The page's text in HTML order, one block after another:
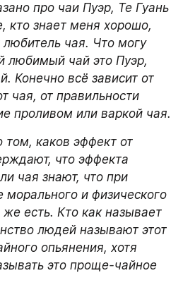
про чаи Пуэр, Те Гуань
кто знает меня хорошо,
чая. Что могу
любимый чай это Пуэр,
Конечно всё зависит от
чая, от правильности
проливом или варкой чая.
каков эффект от
что эффекта
чая знают, что при
и физического
есть. Кто как называет
людей называют этот
опьянения, хотя
это проще-чайное